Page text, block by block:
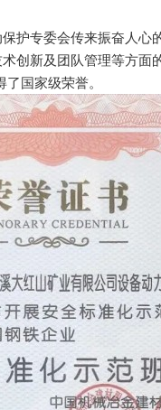
护专委会传来振奋人心
创新及团队管理等方面
国家级荣誉。